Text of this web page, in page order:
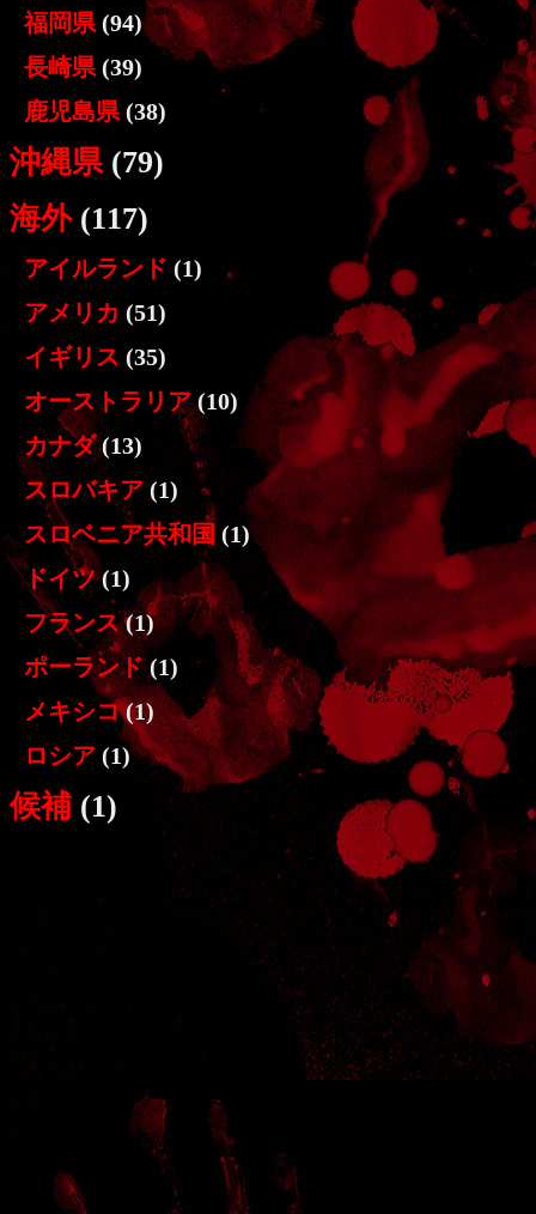
福岡県 (94)
長崎県 (39)
鹿児島県 (38)
沖縄県(79)
海外(117)
アイルランド (1)
アメリカ (51)
イギリス (35)
オーストラリア(10)
カナダ(13)
スロバキア (1)
スロベニア共和国(1)
ドイツ(1)
フランス(1)
ポーランド(1)
メキシコ(1)
ロシア (1)
候補 (1)